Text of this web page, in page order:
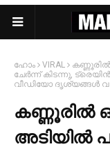
ഹോം VIRAL
ചേര്‍ന്ന് കിടന്നു,
വീഡിയോ ദൃശ്യങ്ങൾ
കണ്ണൂരില്‍
അടിയില്‍